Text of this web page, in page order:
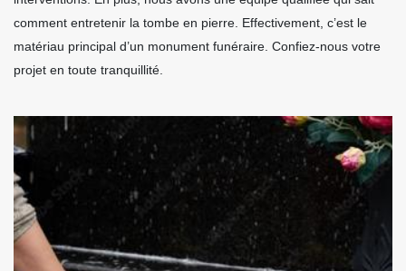
comment entretenir la tombe en pierre. Effectivement, c’est le
matériau principal d’un monument funéraire. Confiez-nous votre
projet en toute tranquillité.